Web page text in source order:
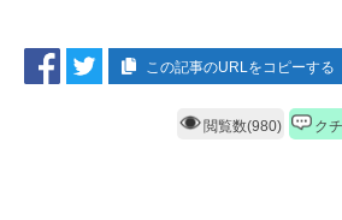
この記事のURLをコピーする
閲覧数(980) ク